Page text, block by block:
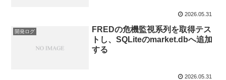
2026.05.31
開発ログ
FREDの危機監視系列を取得テス
トし、SQLiteのmarket.dbへ追加
する
2026.05.31